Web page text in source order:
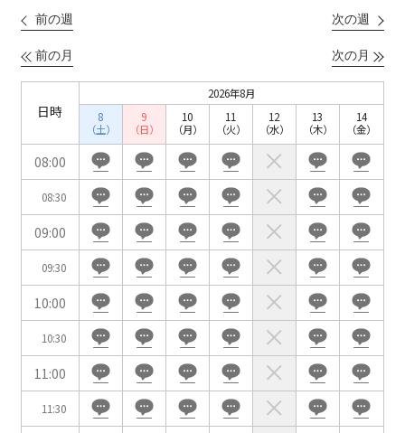
前の週 次の週
前の月 次の月
日時
2026年8月
8
（土）
9
（日）
10
（月）
11
（火）
12
（水）
13
（木）
14
（金）
08:00
08:30
09:00
09:30
10:00
10:30
11:00
11:30
新宿住友ビル三角広場
新宿住友スカイルーム
ベルサール新宿セントラルパーク
ベルサール西新宿
ベルサール高田馬場
ベルサール八重洲
ベルサール東京日本橋
ベルサール秋葉原
ベルサール神田
飯田橋・九段・半蔵門・神保町エリア
ベルサール半蔵門
ベルサール飯田橋駅前
ベルサール飯田橋ファースト
ベルサール神保町アネックス
ベルサール神保町
ベルサール九段
渋谷エリア
ベルサール渋谷ファースト
ベルサール渋谷ガーデン
六本木・虎ノ門エリア
ベルサール虎ノ門
泉ガーデンギャラリー
ベルサール六本木グランドコンファレンスセンター
ベルサール六本木
汐留・御成門・芝公園エリア
ベルサール芝公園
ベルサール御成門タワー
ベルサール汐留
ベルサール東京汐留コンファレンスセンター
ベルサール三田ガーデン
有明・羽田エリア
東京ガーデンシアター
ベルサール有明コンファレンスセンター
ベルサール羽田空港
日時
日付／開始・終了時間から選ぶ
時間単位で選ぶ